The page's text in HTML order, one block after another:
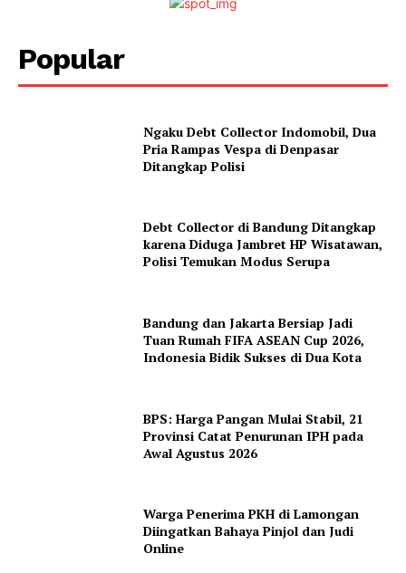
Popular
Ngaku Debt Collector Indomobil, Dua
Pria Rampas Vespa di Denpasar
Ditangkap Polisi
Debt Collector di Bandung Ditangkap
karena Diduga Jambret HP Wisatawan,
Polisi Temukan Modus Serupa
Bandung dan Jakarta Bersiap Jadi
Tuan Rumah FIFA ASEAN Cup 2026,
Indonesia Bidik Sukses di Dua Kota
BPS: Harga Pangan Mulai Stabil, 21
Provinsi Catat Penurunan IPH pada
Awal Agustus 2026
Warga Penerima PKH di Lamongan
Diingatkan Bahaya Pinjol dan Judi
Online